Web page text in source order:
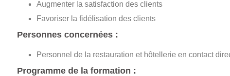
Augmenter la satisfaction des clients
Favoriser la fidélisation des clients
Personnes concernées :
Personnel de la restauration et hôtellerie en contact
Programme de la formation :